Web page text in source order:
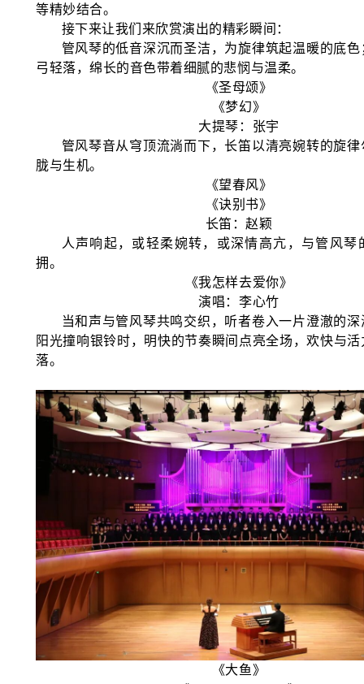
等精妙结合。
接下来让我们来欣赏演出的精彩瞬间：
管风琴的低音深沉而圣洁，为旋律筑起温暖的底
弓轻落，绵长的音色带着细腻的悲悯与温柔。
《圣母颂》
《梦幻》
大提琴：张宇
管风琴音从穹顶流淌而下，长笛以清亮婉转的旋
胧与生机。
《望春风》
《诀别书》
长笛：赵颖
人声响起，或轻柔婉转，或深情高亢，与管风琴
拥。
《我怎样去爱你》
演唱：李心竹
当和声与管风琴共鸣交织，听者卷入一片澄澈的
阳光撞响银铃时，明快的节奏瞬间点亮全场，欢快与
落。
《大鱼》